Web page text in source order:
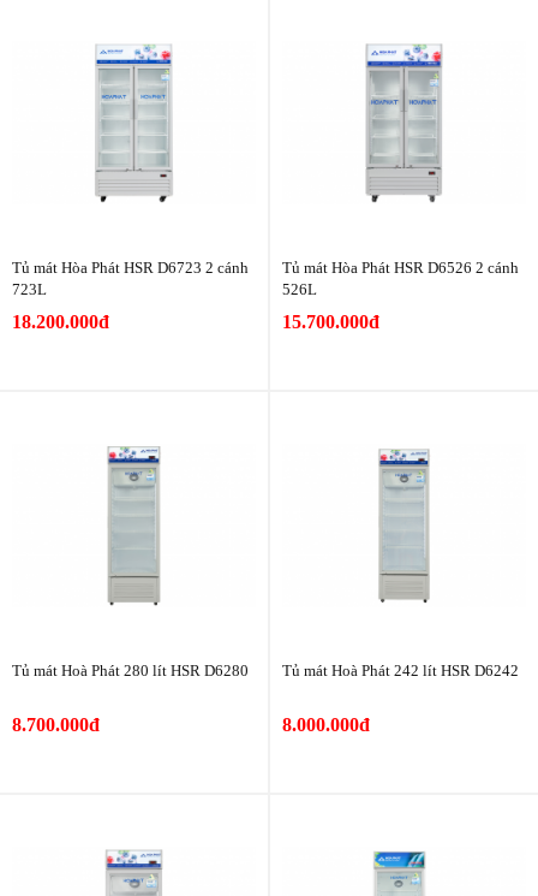
Tủ mát Hòa Phát HSR D6723 2 cánh
723L
18.200.000đ
Tủ mát Hòa Phát HSR D6526 2 cánh
526L
15.700.000đ
Tủ mát Hoà Phát 280 lít HSR D6280
8.700.000đ
Tủ mát Hoà Phát 242 lít HSR D6242
8.000.000đ